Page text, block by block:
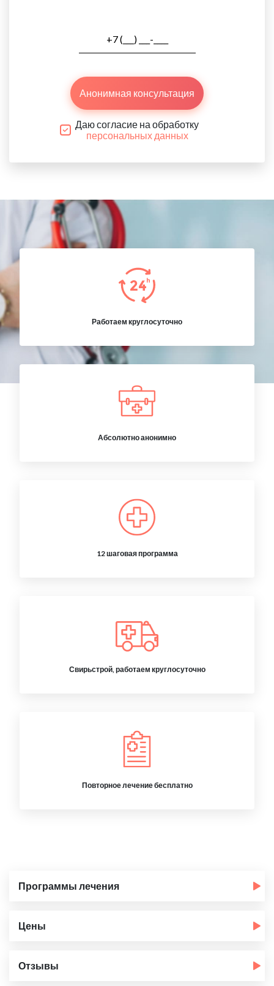
Анонимная консультация
Даю согласие на обработку
персональных данных
Работаем круглосуточно
Абсолютно анонимно
12 шаговая программа
Свирьстрой, работаем круглосуточно
Повторное лечение бесплатно
Программы лечения
Цены
Отзывы